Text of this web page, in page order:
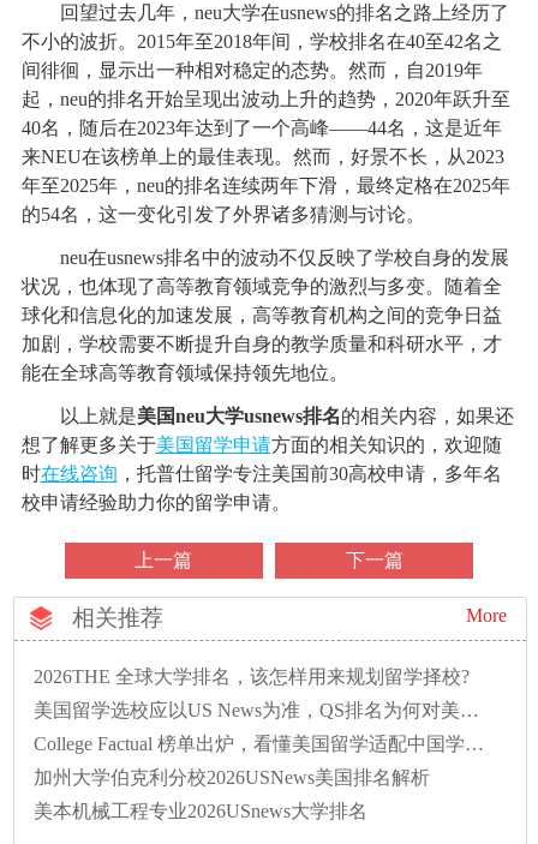
回望过去几年，neu大学在usnews的排名之路上经历了
不小的波折。2015年至2018年间，学校排名在40至42名之
间徘徊，显示出一种相对稳定的态势。然而，自2019年
起，neu的排名开始呈现出波动上升的趋势，2020年跃升至
40名，随后在2023年达到了一个高峰——44名，这是近年
来NEU在该榜单上的最佳表现。然而，好景不长，从2023
年至2025年，neu的排名连续两年下滑，最终定格在2025年
的54名，这一变化引发了外界诸多猜测与讨论。
neu在usnews排名中的波动不仅反映了学校自身的发展
状况，也体现了高等教育领域竞争的激烈与多变。随着全
球化和信息化的加速发展，高等教育机构之间的竞争日益
加剧，学校需要不断提升自身的教学质量和科研水平，才
能在全球高等教育领域保持领先地位。
以上就是美国neu大学usnews排名的相关内容，如果还
想了解更多关于美国留学申请方面的相关知识的，欢迎随
时在线咨询 ，托普仕留学专注美国前30高校申请，多年名
校申请经验助力你的留学申请。
上一篇 下一篇
相关推荐 More
2026THE 全球大学排名，该怎样用来规划留学择校?
美国留学选校应以US News为准，QS排名为何对美校不友好？
College Factual 榜单出炉，看懂美国留学适配中国学生优质院校排名
加州大学伯克利分校2026USNews美国排名解析
美本机械工程专业2026USnews大学排名